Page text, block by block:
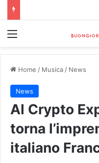
Home / Musica/ News
News
Al Crypto
torna
italiano